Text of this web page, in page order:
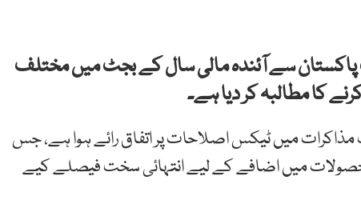
پاکستان سے آئندہ مالی سال کے بجٹ میں مختلف
کا مطالبہ کر دیا ہے۔
میں ٹیکس اصلاحات پر اتفاق رائے ہوا ہے، جس
اور محصولات میں اضافے کے لیے انتہائی سخت فیصلے کیے